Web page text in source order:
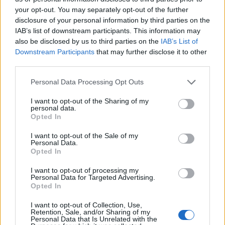
your opt-out. You may separately opt-out of the further
disclosure of your personal information by third parties on the
IAB’s list of downstream participants. This information may
also be disclosed by us to third parties on the IAB’s List of
Downstream Participants that may further disclose it to other
Please note that this website/app uses one or more Google
not limited to your visit or usage behaviour. You may click to
grant or deny consent to Google and its third-party tags to
use your data for below specified purposes in below Google
consent section.
Personal Data Processing Opt Outs
I want to opt-out of the Sharing of my
personal data.
Opted In
I want to opt-out of the Sale of my
Personal Data.
Opted In
I want to opt-out of processing my
Personal Data for Targeted Advertising.
Opted In
I want to opt-out of Collection, Use,
Retention, Sale, and/or Sharing of my
Personal Data that Is Unrelated with the
έναντι αμοιβής από άτομα, τα λεγόμενα money mules, που
βρίσκονται σε οικονομική ανάγκη, με την αμοιβή τους να
κυμαίνεται από 200 έως 500 ευρώ. Παράλληλα, φρόντιζαν
μέσω των κατόχων των λογαριασμών να έχουν
ενεργοποιηθεί τα μέγιστα όρια αναλήψεων που τους
παρείχαν τα τραπεζικά ιδρύματα, έτσι ώστε ο κάθε
Επιπρόσθετα, μετά την ολοκλήρωση της πράξης, τα μέλη της
οργάνωσης ενημέρωναν τους ανωτέρω δικαιούχους των
λογαριασμών που χρησιμοποιήθηκαν, να δηλώσουν την
απώλεια ή την κλοπή της τραπεζικής κάρτας που συνδέεται
με τον λογαριασμό.
πρόσβαση σε λογαριασμό θύματος, ο οποίος δεν διέθετε